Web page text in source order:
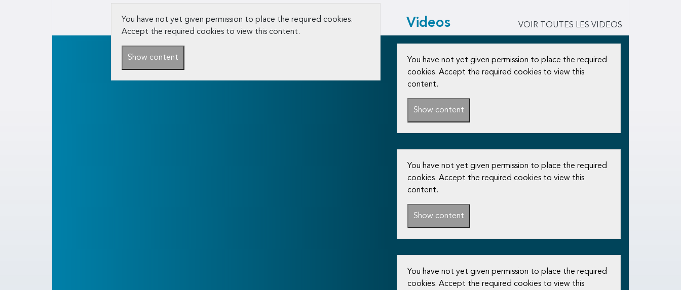
Videos VOIR TOUTES LES VIDEOS
You have not yet given permission to place the required cookies.
Accept the required cookies to view this content.
Show content
You have not yet given permission to place the required
cookies. Accept the required cookies to view this
content.
Show content
You have not yet given permission to place the required
cookies. Accept the required cookies to view this
content.
Show content
You have not yet given permission to place the required
cookies. Accept the required cookies to view this